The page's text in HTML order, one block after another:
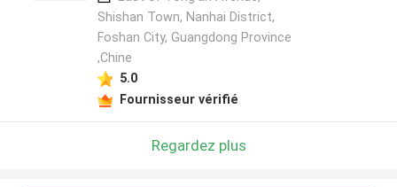
Shishan Town, Nanhai District,
Foshan City, Guangdong Province
,Chine
5.0
Fournisseur vérifié
Regardez plus